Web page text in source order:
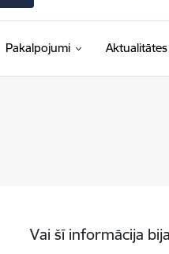
Pakalpojumi Aktualitātes
Vai šī informācija